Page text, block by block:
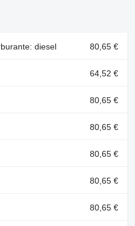
diesel 80,65 €
64,52 €
80,65 €
80,65 €
80,65 €
80,65 €
80,65 €